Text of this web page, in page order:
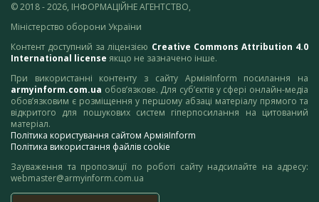
© 2018 - 2026, ІНФОРМАЦІЙНЕ АГЕНТСТВО,
Міністерство оборони України
Контент доступний за ліцензією Creative Commons Attribution 4.0
International license якщо не зазначено інше.
При використанні контенту з сайту АрміяInform посилання на
armyinform.com.ua обов’язкове. Для суб’єктів у сфері онлайн-медіа
обов’язковим є розміщення у першому абзаці матеріалу прямого та
відкритого для пошукових систем гіперпосилання на цитований
матеріал.
Політика користування сайтом АрміяInform
Політика використання файлів cookie
Зауваження та пропозиції по роботі сайту надсилайте на адресу:
webmaster@armyinform.com.ua